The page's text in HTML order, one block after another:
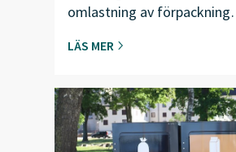
omlastning av
LÄS MER